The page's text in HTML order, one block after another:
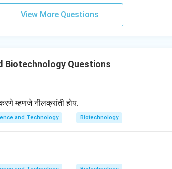
View More Questions
Biotechnology Questions
करणे म्हणजे नीलक्रांती होय.
and Technology Biotechnology